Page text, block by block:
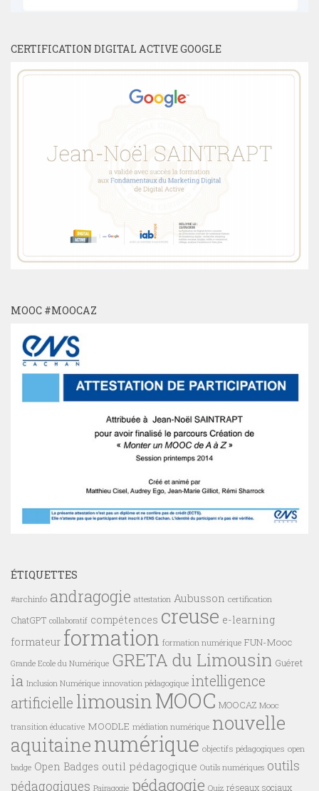
CERTIFICATION DIGITAL ACTIVE GOOGLE
MOOC #MOOCAZ
ÉTIQUETTES
#archinfo andragogie attestation Aubusson certification
ChatGPT collaboratif compétences creuse e-learning
formateur formation formation numérique FUN-Mooc
Grande Ecole du Numérique GRETA du Limousin Guéret
ia Inclusion Numérique innovation pédagogique intelligence
artificielle limousinMOOC MOOCAZ Mooc
transition éducative MOODLE médiation numérique nouvelle
aquitainenumérique objectifs pédagogiques open
badge Open Badges outil pédagogique Outils numériques outils
pédagogiques Pairagogie pédagogie Quiz réseaux sociaux